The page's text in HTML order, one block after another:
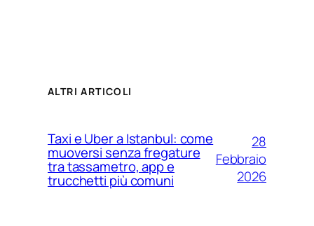
ALTRI ARTICOLI
Taxi e Uber a Istanbul: come
muoversi senza fregature
tra tassametro, app e
trucchetti più comuni
28
Febbraio
2026